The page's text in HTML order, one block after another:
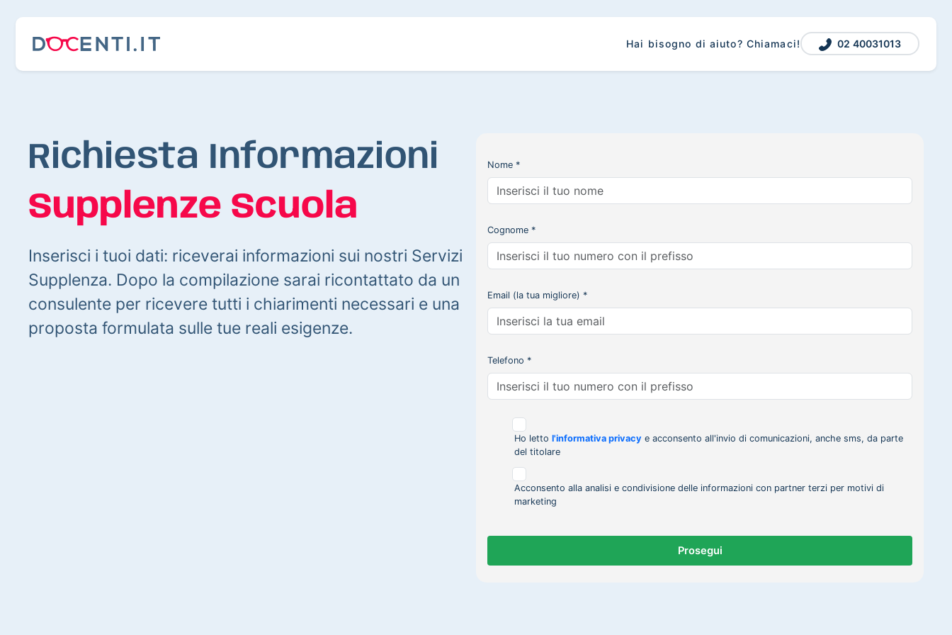
Hai bisogno di aiuto? Chiamaci! 02 40031013
Richiesta Informazioni
Supplenze Scuola
Inserisci i tuoi dati: riceverai informazioni sui nostri Servizi
Supplenza. Dopo la compilazione sarai ricontattato da un
consulente per ricevere tutti i chiarimenti necessari e una
proposta formulata sulle tue reali esigenze.
Nome *
Cognome *
Email (la tua migliore) *
Telefono *
Ho letto l'informativa privacy e acconsento all'invio di comunicazioni, anche sms, da parte
del titolare
Acconsento alla analisi e condivisione delle informazioni con partner terzi per motivi di
marketing